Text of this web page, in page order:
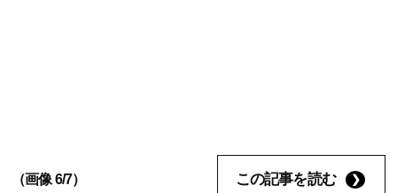
（画像 6/7） この記事を読む